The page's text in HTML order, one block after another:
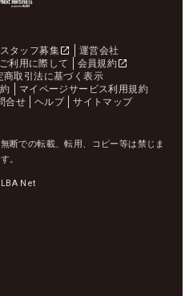
スタッフ募集
運営会社
ご利用に際して
会員規約
商取引法に基づく表示
マイページサービス利用規約
合せ ヘルプ サイトマップ
断での転載、転用、コピー等は禁じま
す。
Net